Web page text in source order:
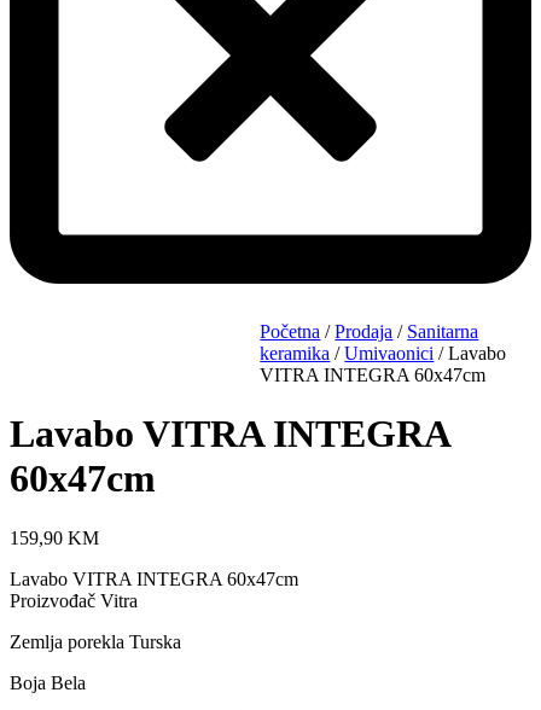
Početna /Prodaja / Sanitarna
keramika /Umivaonici / Lavabo
VITRA INTEGRA 60x47cm
Lavabo VITRA INTEGRA
60x47cm
159,90 KM
Lavabo VITRA INTEGRA 60x47cm
Proizvođač Vitra
Zemlja porekla Turska
Boja Bela